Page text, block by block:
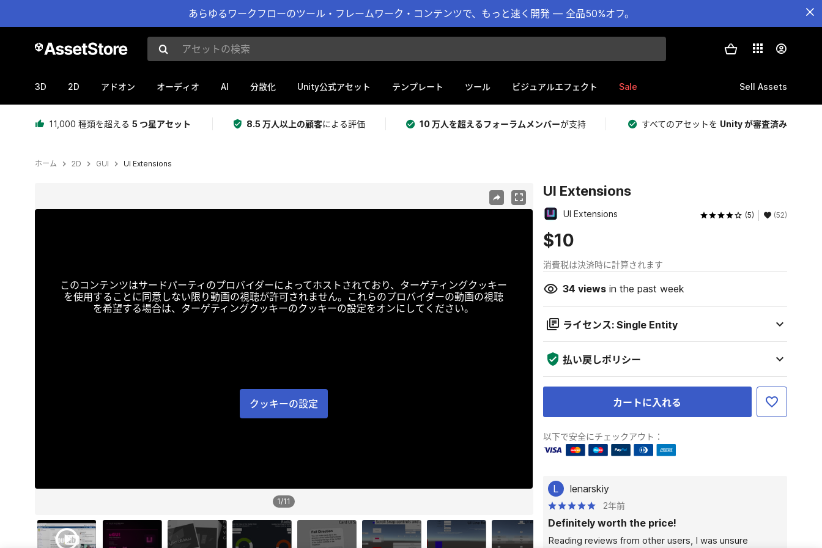
あらゆるワークフローのツール・フレームワーク・コンテンツで、もっと速く開発 — 全品50%オフ。
アセットの検索
3D 2D アドオン オーディオ AI 分散化 Unity公式アセット テンプレート ツール ビジュアルエフェクト Sale Sell Assets
11,000 種類を超える 5 つ星アセット 8.5 万人以上の顧客による評価 10 万人を超えるフォーラムメンバーが支持 すべてのアセットを Unity が審査済み
ホーム 2D GUI UI Extensions
このコンテンツはサードパーティのプロバイダーによってホストされており、ターゲティングクッキー
を使用することに同意しない限り動画の視聴が許可されません。これらのプロバイダーの動画の視聴
を希望する場合は、ターゲティングクッキーのクッキーの設定をオンにしてください。
クッキーの設定
1/11
UI Extensions
UI Extensions (5) (52)
$10
消費税は決済時に計算されます
34 viewsin the past week
ライセンス: Single Entity
払い戻しポリシー
カートに入れる
以下で安全にチェックアウト：
L lenarskiy
2年前
Definitely worth the price!
Reading reviews from other users, I was unsure